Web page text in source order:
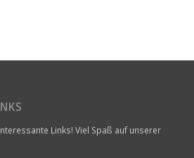
Links! Viel Spaß auf unserer